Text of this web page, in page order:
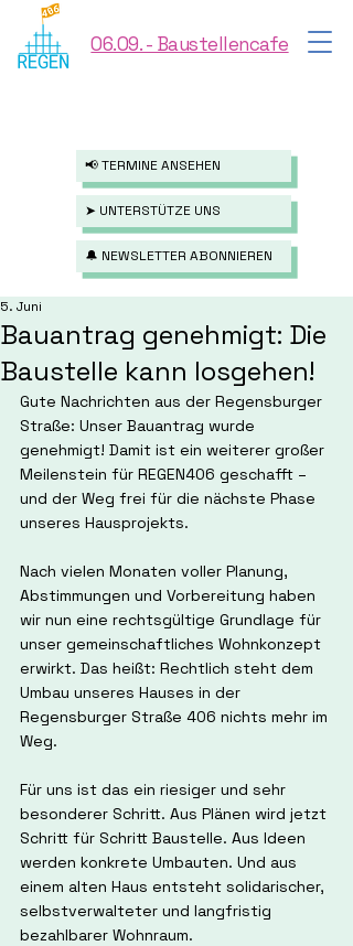
06.09. - Baustellencafe
📢 TERMINE ANSEHEN
➤ UNTERSTÜTZE UNS
🔔 NEWSLETTER ABONNIEREN
Bauantrag genehmigt: Die
Baustelle kann losgehen!
5. Juni
Gute Nachrichten aus der Regensburger
Straße: Unser Bauantrag wurde
genehmigt! Damit ist ein weiterer großer
Meilenstein für REGEN406 geschafft –
und der Weg frei für die nächste Phase
unseres Hausprojekts.
Nach vielen Monaten voller Planung,
Abstimmungen und Vorbereitung haben
wir nun eine rechtsgültige Grundlage für
unser gemeinschaftliches Wohnkonzept
erwirkt. Das heißt: Rechtlich steht dem
Umbau unseres Hauses in der
Regensburger Straße 406 nichts mehr im
Weg.
Für uns ist das ein riesiger und sehr
besonderer Schritt. Aus Plänen wird jetzt
Schritt für Schritt Baustelle. Aus Ideen
werden konkrete Umbauten. Und aus
einem alten Haus entsteht solidarischer,
selbstverwalteter und langfristig
bezahlbarer Wohnraum.